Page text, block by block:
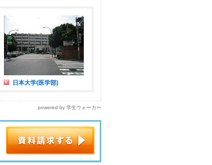
日本大学(医学部)
powered by 学生ウォーカー